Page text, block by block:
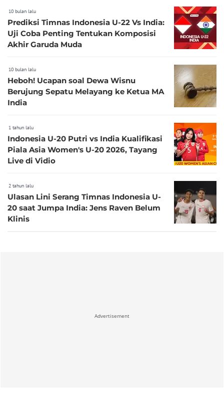
10 bulan lalu
Prediksi Timnas Indonesia U-22 Vs India:
Uji Coba Penting Tentukan Komposisi
Akhir Garuda Muda
10 bulan lalu
Heboh! Ucapan soal Dewa Wisnu
Berujung Sepatu Melayang ke Ketua MA
India
1 tahun lalu
Indonesia U-20 Putri vs India Kualifikasi
Piala Asia Women's U-20 2026, Tayang
Live di Vidio
2 tahun lalu
Ulasan Lini Serang Timnas Indonesia U-
20 saat Jumpa India: Jens Raven Belum
Klinis
Advertisement